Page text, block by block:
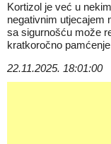
Kortizol je već u
negativnim utjecajem
sa sigurnošću može
kratkoročno
22.11.2025. 18:01:00